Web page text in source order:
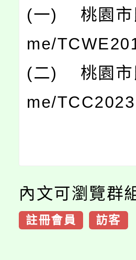
(一) 桃園市
me/
(二) 桃園市
me/TCC2023
內文可瀏覽群
註冊會員 訪客